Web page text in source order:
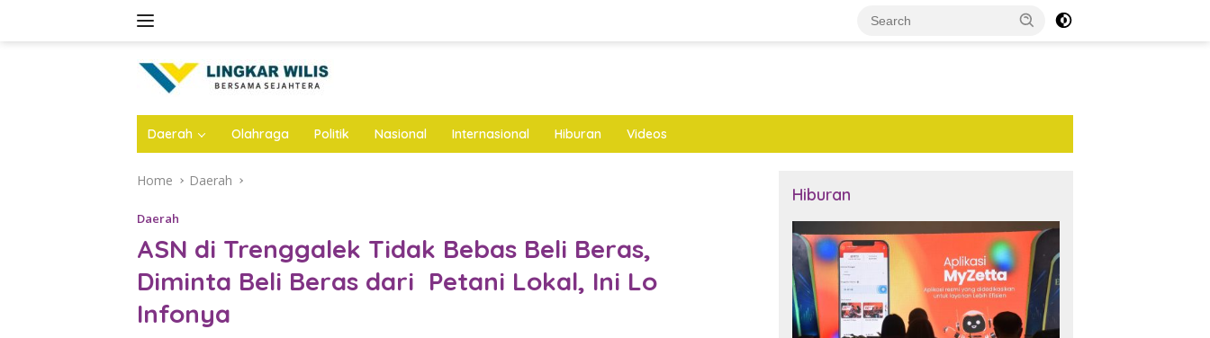
Daerah Olahraga Politik Nasional Internasional Hiburan Videos
Home Daerah
Daerah
ASN di Trenggalek Tidak Bebas Beli Beras,
Diminta Beli Beras dari Petani Lokal, Ini Lo
Infonya
Hiburan